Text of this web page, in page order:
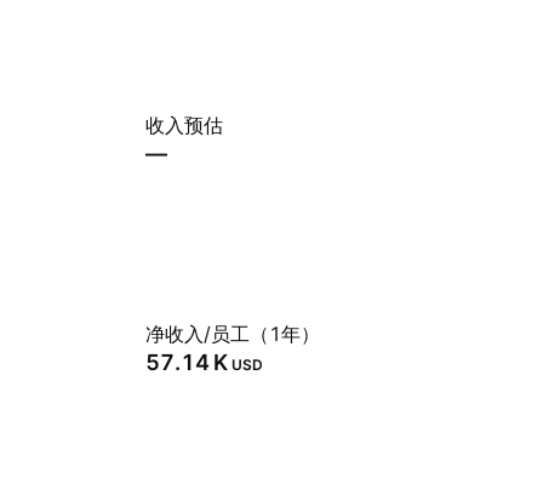
收入预估
—
净收入/员工（1年）
‪57.14 K‬ USD